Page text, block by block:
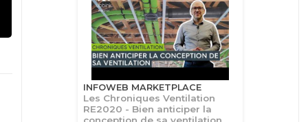
INFOWEB MARKETPLACE
Les Chroniques Ventilation
RE2020 - Bien anticiper la